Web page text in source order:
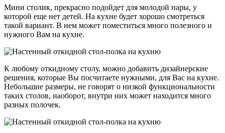
Мини столик, прекрасно подойдет для молодой пары, у
которой еще нет детей. На кухне будет хорошо смотреться
такой вариант. В нем может поместиться много полезного и
нужного Вам на кухне.
К любому откидному столу, можно добавить дизайнерские
решения, которые Вы посчитаете нужными, для Вас на кухне.
Небольшие размеры, не говорят о низкой функциональности
таких столов, наоборот, внутри них может находится много
разных полочек.